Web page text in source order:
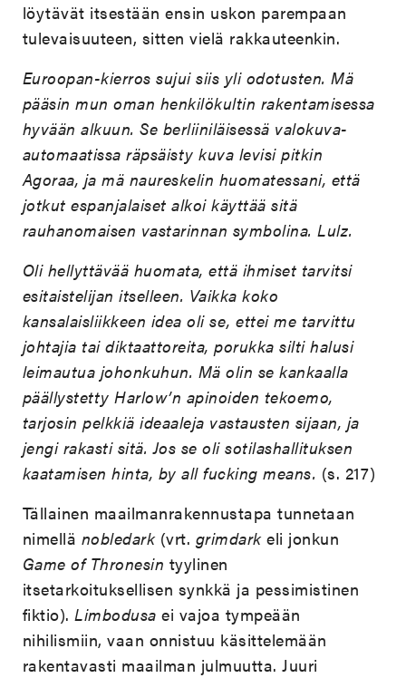
löytävät itsestään ensin uskon parempaan
tulevaisuuteen, sitten vielä rakkauteenkin.
Euroopan-kierros sujui siis yli odotusten. Mä
pääsin mun oman henkilökultin rakentamisessa
hyvään alkuun. Se berliiniläisessä valokuva-
automaatissa räpsäisty kuva levisi pitkin
Agoraa, ja mä naureskelin huomatessani, että
jotkut espanjalaiset alkoi käyttää sitä
rauhanomaisen vastarinnan symbolina. Lulz.
Oli hellyttävää huomata, että ihmiset tarvitsi
esitaistelijan itselleen. Vaikka koko
kansalaisliikkeen idea oli se, ettei me tarvittu
johtajia tai diktaattoreita, porukka silti halusi
leimautua johonkuhun. Mä olin se kankaalla
päällystetty Harlow’n apinoiden tekoemo,
tarjosin pelkkiä ideaaleja vastausten sijaan, ja
jengi rakasti sitä. Jos se oli sotilashallituksen
kaatamisen hinta, by all fucking means. (s. 217)
Tällainen maailmanrakennustapa tunnetaan
nimellä nobledark(vrt. grimdarkeli jonkun
Game of Thronesin tyylinen
itsetarkoituksellisen synkkä ja pessimistinen
fiktio).Limbodusa ei vajoa tympeään
nihilismiin, vaan onnistuu käsittelemään
rakentavasti maailman julmuutta. Juuri